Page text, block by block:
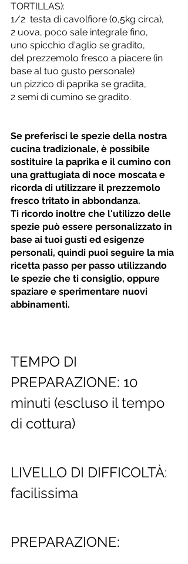
TORTILLAS):
1/2  testa di cavolfiore (0,5kg circa),
2 uova, poco sale integrale fino,
uno spicchio d'aglio se gradito,
del prezzemolo fresco a piacere (in
base al tuo gusto personale)
un pizzico di paprika se gradita,
2 semi di cumino se gradito.
Se preferisci le spezie della nostra
cucina tradizionale, è possibile
sostituire la paprika e il cumino con
una grattugiata di noce moscata e
ricorda di utilizzare il prezzemolo
fresco tritato in abbondanza.
Ti ricordo inoltre che l'utilizzo delle
spezie può essere personalizzato in
base ai tuoi gusti ed esigenze
personali, quindi puoi seguire la mia
ricetta passo per passo utilizzando
le spezie che ti consiglio, oppure
spaziare e sperimentare nuovi
abbinamenti.
TEMPO DI
PREPARAZIONE: 10
minuti (escluso il tempo
di cottura)
LIVELLO DI DIFFICOLTÀ:
facilissima
PREPARAZIONE: